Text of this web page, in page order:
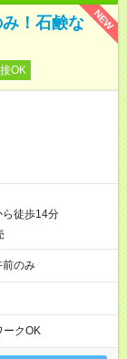
NEW
！石鹸な
OK
ら徒歩14分
のみ
ークOK